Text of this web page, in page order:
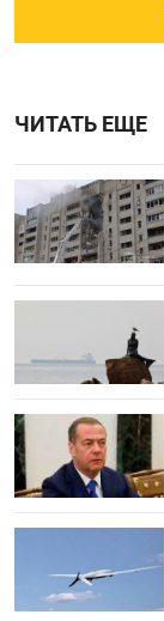
ЧИТАТЬ ЕЩЕ